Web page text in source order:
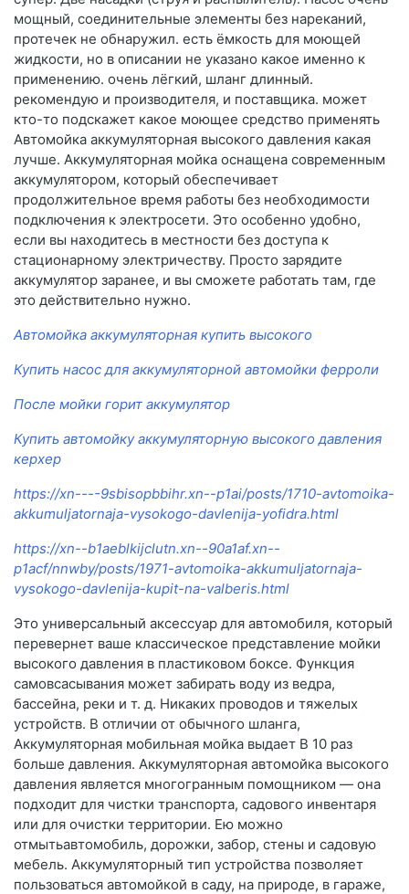
мощный, соединительные элементы без нареканий,
протечек не обнаружил. есть ёмкость для моющей
жидкости, но в описании не указано какое именно к
применению. очень лёгкий, шланг длинный.
рекомендую и производителя, и поставщика. может
кто-то подскажет какое моющее средство применять
Автомойка аккумуляторная высокого давления какая
лучше. Аккумуляторная мойка оснащена современным
аккумулятором, который обеспечивает
продолжительное время работы без необходимости
подключения к электросети. Это особенно удобно,
если вы находитесь в местности без доступа к
стационарному электричеству. Просто зарядите
аккумулятор заранее, и вы сможете работать там, где
это действительно нужно.
Автомойка аккумуляторная купить высокого
Купить насос для аккумуляторной автомойки ферроли
После мойки горит аккумулятор
Купить автомойку аккумуляторную высокого давления
керхер
https://xn----9sbisopbbihr.xn--p1ai/posts/1710-avtomoika-
akkumuljatornaja-vysokogo-davlenija-yofidra.html
https://xn--b1aeblkijclutn.xn--90a1af.xn--
p1acf/nnwby/posts/1971-avtomoika-akkumuljatornaja-
vysokogo-davlenija-kupit-na-valberis.html
Это универсальный аксессуар для автомобиля, который
перевернет ваше классическое представление мойки
высокого давления в пластиковом боксе. Функция
самовсасывания может забирать воду из ведра,
бассейна, реки и т. д. Никаких проводов и тяжелых
устройств. В отличии от обычного шланга,
Аккумуляторная мобильная мойка выдает В 10 раз
больше давления. Аккумуляторная автомойка высокого
давления является многогранным помощником — она
подходит для чистки транспорта, садового инвентаря
или для очистки территории. Ею можно
отмытьавтомобиль, дорожки, забор, стены и садовую
мебель. Аккумуляторный тип устройства позволяет
пользоваться автомойкой в саду, на природе, в гараже,